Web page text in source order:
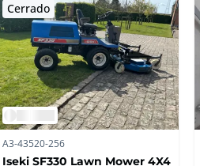
Cerrado
A3-43520-256
Iseki SF330 Lawn Mower 4X4